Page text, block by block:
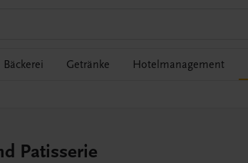
Bäckerei Getränke Hotelmanagement
Patisserie